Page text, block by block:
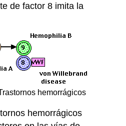
de factor 8 imita la
hemorrágicos
hemorrágicos